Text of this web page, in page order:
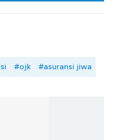
#ojk #asuransi jiwa